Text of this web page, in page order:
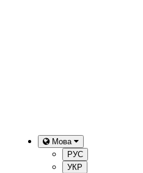
Мова
РУС
УКР